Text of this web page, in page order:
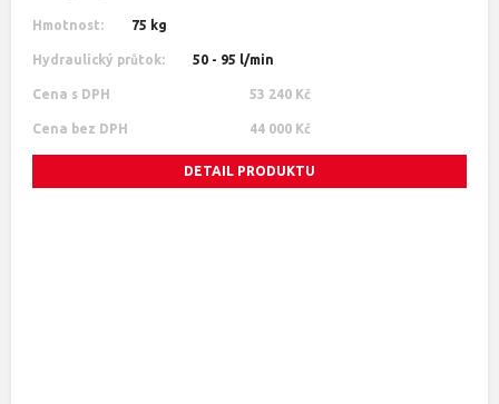
Hmotnost: 75 kg
Hydraulický průtok: 50 - 95 l/min
Cena s DPH 53 240 Kč
Cena bez DPH 44 000 Kč
DETAIL PRODUKTU